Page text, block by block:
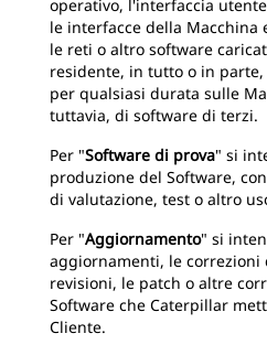
operativo, l'interfaccia
le interfacce della Macchina
le reti o altro software
residente, in tutto o in
per qualsiasi durata sulle
tuttavia, di software di terzi.
Per "Software di prova" si
produzione del Software,
di valutazione, test o altro
Per "Aggiornamento" si
aggiornamenti, le correzioni
revisioni, le patch o altre
Software che Caterpillar
Cliente.